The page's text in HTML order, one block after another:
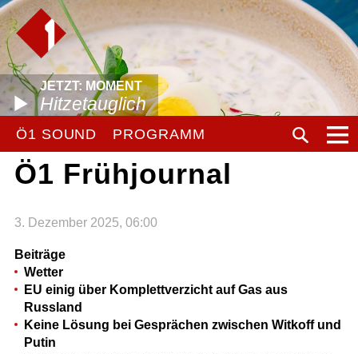
JETZT: MOMENT
Hitzetauglich
Ö1 SOUND PROGRAMM
Ö1 Frühjournal
3. Dezember 2025, 06:00
Beiträge
Wetter
EU einig über Komplettverzicht auf Gas aus
Russland
Keine Lösung bei Gesprächen zwischen Witkoff und
Putin